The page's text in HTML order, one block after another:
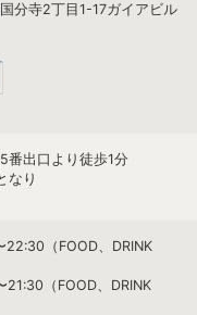
分寺2丁目1-17ガイアビル
番出口より徒歩1分
なり
22:30（FOOD、DRINK
21:30（FOOD、DRINK